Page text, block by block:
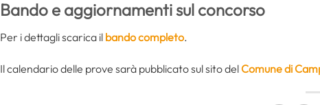
Bando e aggiornamenti sul concorso
Per i dettagli scarica il bando completo.
Il calendario delle prove sarà pubblicato sul sito delComune di